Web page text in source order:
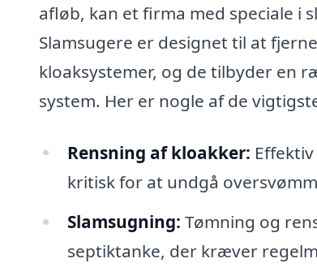
afløb, kan et firma med speciale i
Slamsugere er designet til at
kloaksystemer, og de tilbyder en
system. Her er nogle af de
Rensning af kloakker:
kritisk for at undgå
Slamsugning: Tømning og
septiktanke, der kræver